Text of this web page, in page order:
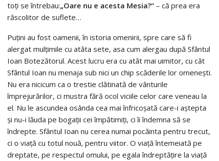
toți se întrebau:„Oare nu e acesta Mesia?“ – că prea era
răscolitor de suflete…
Puțini au fost oamenii, în istoria omenirii, spre care să fi
alergat mulțimile cu atâta sete, asa cum alergau după Sfântul
Ioan Botezătorul. Acest lucru era cu atât mai uimitor, cu cât
Sfântul Ioan nu menaja sub nici un chip scăderile lor omenești.
Nu era nicicum ca o trestie clătinată de vânturile
împrejurărilor, ci mustra fără ocol viciile celor care veneau la
el. Nu le ascundea osânda cea mai înfricoșată care-i aștepta
și nu-i lăuda pe bogații cei împătimiți, ci îi îndemna să se
îndrepte. Sfântul Ioan nu cerea numai pocăinta pentru trecut,
ci o viață cu totul nouă, pentru viitor. O viață întemeiată pe
dreptate, pe respectul omului, pe egala îndreptățire la viață